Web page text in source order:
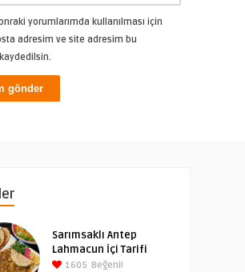
yorumlarımda kullanılması için
adresim ve site adresim bu
Sarımsaklı Antep
Lahmacun İçi Tarifi
1605 Beğeni!